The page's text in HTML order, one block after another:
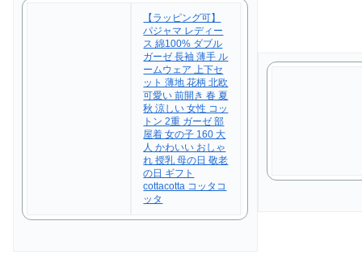
【ラッピング可】
パジャマ レディー
ス 綿100% ダブル
ガーゼ 長袖 薄手 ル
ームウェア 上下セ
ット 薄地 花柄 北欧
可愛い 前開き 春 夏
秋 涼しい 女性 コッ
トン 2重 ガーゼ 部
屋着 女の子 160 大
人 かわいい おしゃ
れ 授乳 母の日 敬老
の日 ギフト
cottacotta コッタコ
ッタ